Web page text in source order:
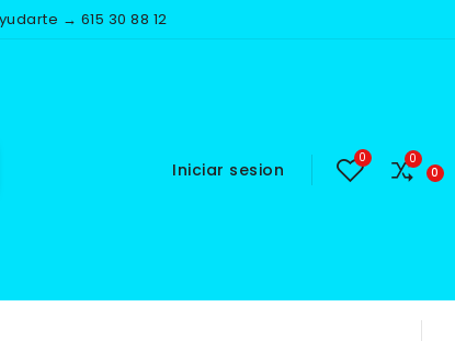
→ 615 30 88 12
Iniciar sesion